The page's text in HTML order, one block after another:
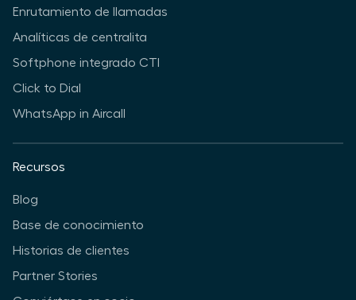
Enrutamiento de llamadas
Analíticas de centralita
Softphone integrado CTI
Click to Dial
WhatsApp in Aircall
Recursos
Blog
Base de conocimiento
Historias de clientes
Partner Stories